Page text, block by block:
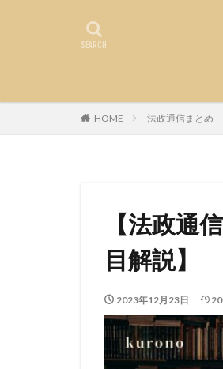
HOME 法政通信まとめ
【法政通
目解説】
2023年12月23日